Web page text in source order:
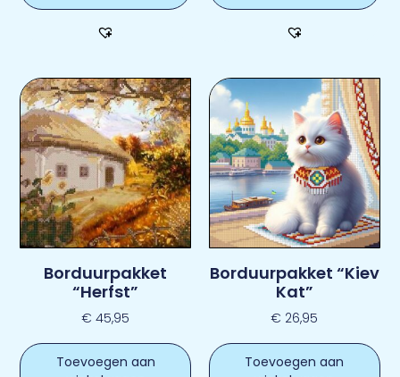
Borduurpakket
“Herfst”
€ 45,95
Toevoegen aan
Borduurpakket “Kiev
Kat”
€ 26,95
Toevoegen aan